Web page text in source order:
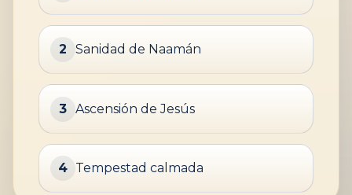
2 Sanidad de Naamán
3 Ascensión de Jesús
4 Tempestad calmada